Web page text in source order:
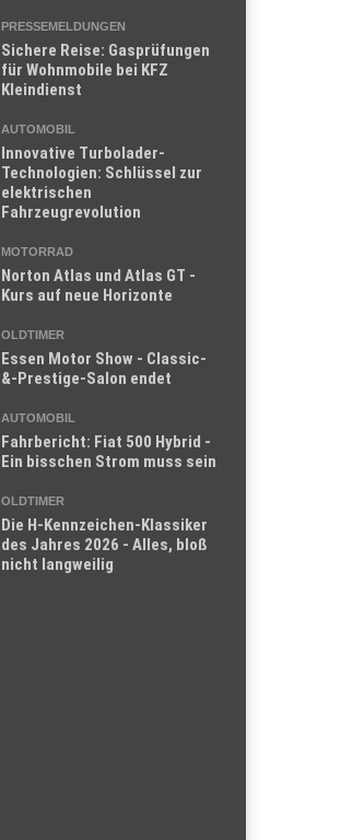
PRESSEMELDUNGEN
Sichere Reise: Gasprüfungen
für Wohnmobile bei KFZ
Kleindienst
AUTOMOBIL
Innovative Turbolader-
Technologien: Schlüssel zur
elektrischen
Fahrzeugrevolution
MOTORRAD
Norton Atlas und Atlas GT -
Kurs auf neue Horizonte
OLDTIMER
Essen Motor Show - Classic-
&-Prestige-Salon endet
AUTOMOBIL
Fahrbericht: Fiat 500 Hybrid -
Ein bisschen Strom muss sein
OLDTIMER
Die H-Kennzeichen-Klassiker
des Jahres 2026 - Alles, bloß
nicht langweilig